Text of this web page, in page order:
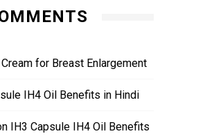
for Breast Enlargement
IH4 Oil Benefits in Hindi
IH3 Capsule IH4 Oil Benefits